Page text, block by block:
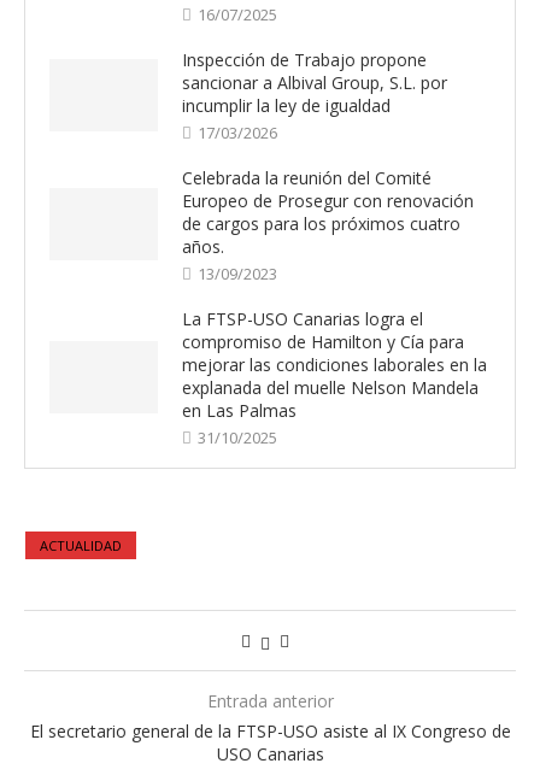
16/07/2025
Inspección de Trabajo propone
sancionar a Albival Group, S.L. por
incumplir la ley de igualdad
17/03/2026
Celebrada la reunión del Comité
Europeo de Prosegur con renovación
de cargos para los próximos cuatro
años.
13/09/2023
La FTSP-USO Canarias logra el
compromiso de Hamilton y Cía para
mejorar las condiciones laborales en la
explanada del muelle Nelson Mandela
en Las Palmas
31/10/2025
ACTUALIDAD
Entrada anterior
El secretario general de la FTSP-USO asiste al IX Congreso de
USO Canarias